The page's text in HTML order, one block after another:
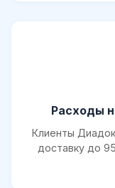
Расходы
Клиенты
доставку до